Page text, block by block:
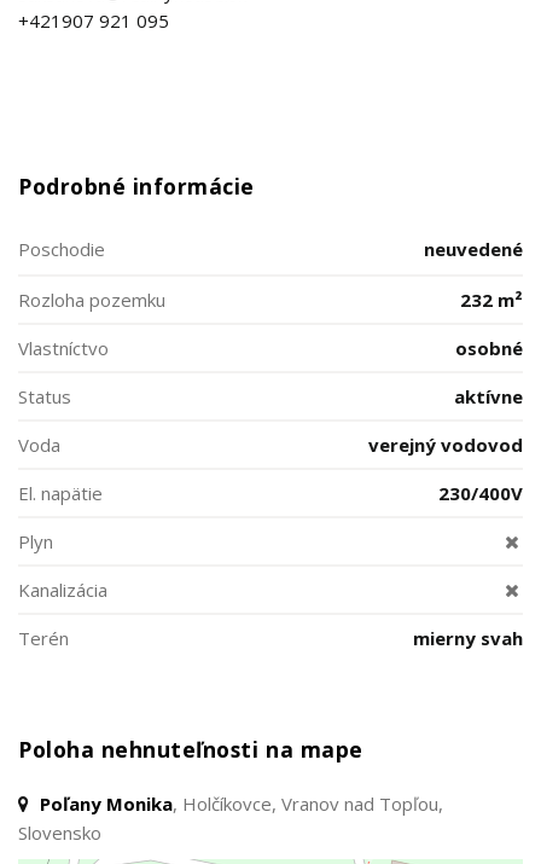
+421907 921 095
Podrobné informácie
Poschodie neuvedené
Rozloha pozemku
232 m²
Vlastníctvo
osobné
Status
aktívne
Voda
verejný vodovod
El. napätie
230/400V
Plyn
Kanalizácia
Terén
mierny svah
Poloha nehnuteľnosti na mape
Poľany Monika, Holčíkovce, Vranov nad Topľou,
Slovensko